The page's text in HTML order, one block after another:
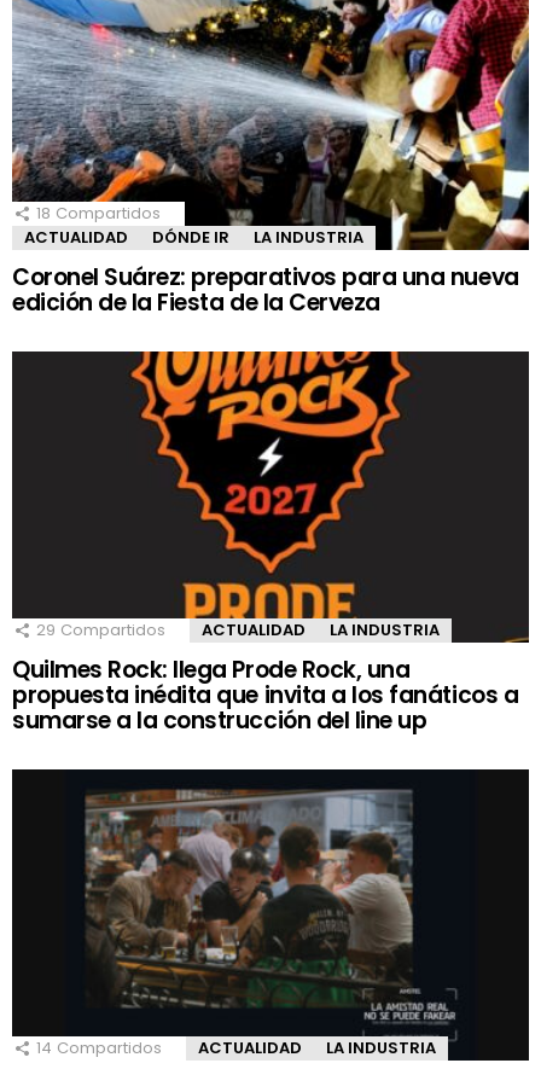
18 Compartidos
ACTUALIDAD
DÓNDE IR LA INDUSTRIA
Coronel Suárez: preparativos para una nueva
edición de la Fiesta de la Cerveza
29 Compartidos ACTUALIDAD LA INDUSTRIA
Quilmes Rock: llega Prode Rock, una
propuesta inédita que invita a los fanáticos a
sumarse a la construcción del line up
14 Compartidos ACTUALIDAD LA INDUSTRIA